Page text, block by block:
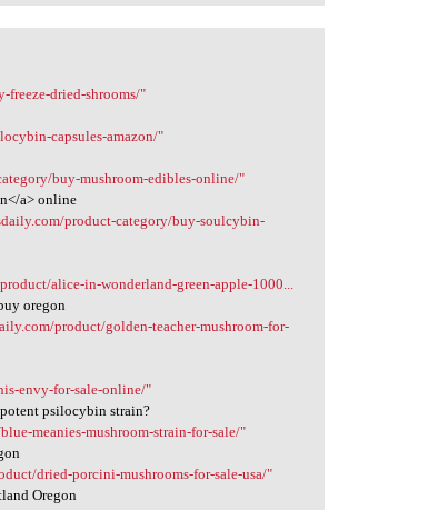
freeze-dried-shrooms/"
capsules-amazon/"
buy-mushroom-edibles-online/"
a> online
product-category/buy-soulcybin-
alice-in-wonderland-green-apple-1000...
oregon
product/golden-teacher-mushroom-for-
envy-for-sale-online/"
psilocybin strain?
meanies-mushroom-strain-for-sale/"
dried-porcini-mushrooms-for-sale-usa/"
Oregon